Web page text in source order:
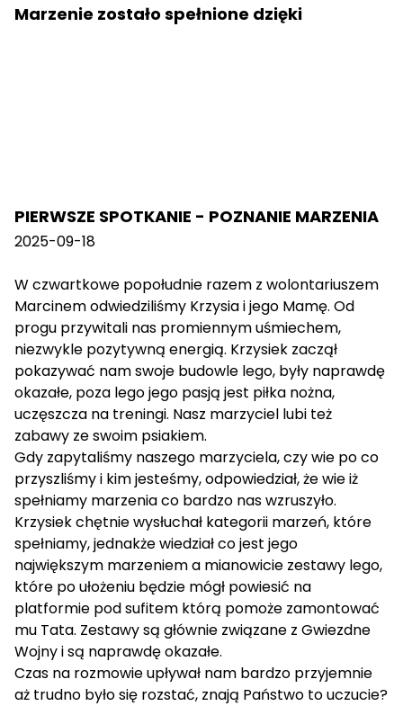
Marzenie zostało spełnione dzięki
PIERWSZE SPOTKANIE - POZNANIE MARZENIA
2025-09-18
W czwartkowe popołudnie razem z wolontariuszem
Marcinem odwiedziliśmy Krzysia i jego Mamę. Od
progu przywitali nas promiennym uśmiechem,
niezwykle pozytywną energią. Krzysiek zaczął
pokazywać nam swoje budowle lego, były naprawdę
okazałe, poza lego jego pasją jest piłka nożna,
uczęszcza na treningi. Nasz marzyciel lubi też
zabawy ze swoim psiakiem.
Gdy zapytaliśmy naszego marzyciela, czy wie po co
przyszliśmy i kim jesteśmy, odpowiedział, że wie iż
spełniamy marzenia co bardzo nas wzruszyło.
Krzysiek chętnie wysłuchał kategorii marzeń, które
spełniamy, jednakże wiedział co jest jego
największym marzeniem a mianowicie zestawy lego,
które po ułożeniu będzie mógł powiesić na
platformie pod sufitem którą pomoże zamontować
mu Tata. Zestawy są głównie związane z Gwiezdne
Wojny i są naprawdę okazałe.
Czas na rozmowie upływał nam bardzo przyjemnie
aż trudno było się rozstać, znają Państwo to uczucie?